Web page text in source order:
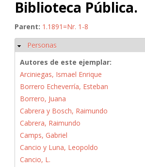
Biblioteca Pública.
Parent: 1.1891=Nr. 1-8
Ocultar
Personas
Autores de este ejemplar:
Arciniegas, Ismael Enrique
Borrero Echeverría, Esteban
Borrero, Juana
Cabrera y Bosch, Raimundo
Cabrera, Raimundo
Camps, Gabriel
Cancio y Luna, Leopoldo
Cancio, L.